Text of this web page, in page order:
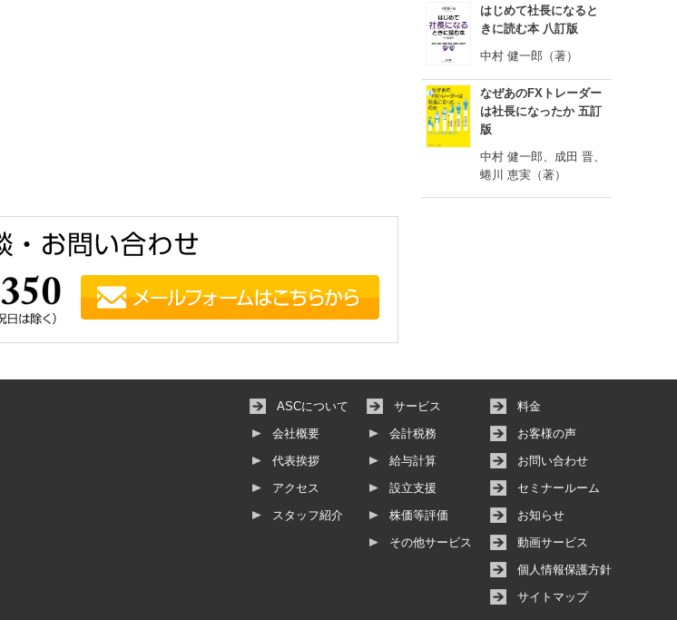
はじめて社長になると
きに読む本 八訂版
中村 健一郎（著）
なぜあのFXトレーダー
は社長になったか 五訂
版
中村 健一郎、成田 晋、
蜷川 恵実（著）
ASCについて
会社概要
代表挨拶
アクセス
スタッフ紹介
サービス
会計税務
給与計算
設立支援
株価等評価
その他サービス
料金
お客様の声
お問い合わせ
セミナールーム
お知らせ
動画サービス
個人情報保護方針
サイトマップ